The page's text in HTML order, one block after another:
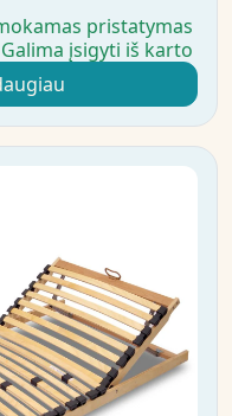
pristatymas
Galima įsigyti iš karto